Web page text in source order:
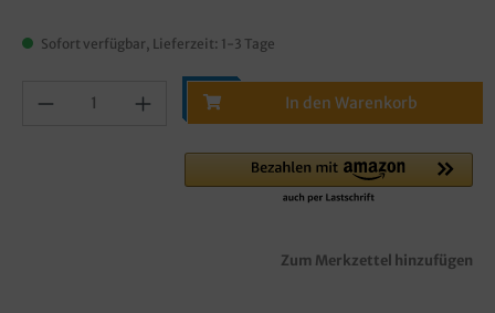
Sofort verfügbar, Lieferzeit: 1-3 Tage
In den Warenkorb
Zum Merkzettel hinzufügen